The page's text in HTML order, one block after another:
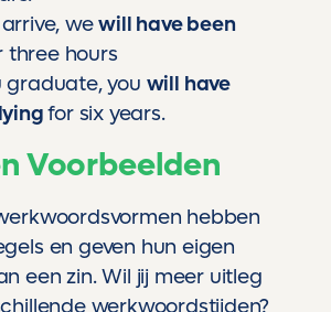
wewill have been
three hours
graduate, you will have
for six years.
Voorbeelden
hebben
en geven hun eigen
een zin. Wil jij meer uitleg